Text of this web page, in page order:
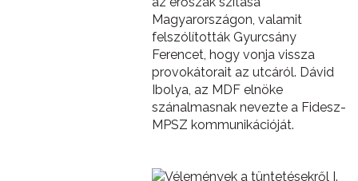
Magyarországon, valamit
felszólították Gyurcsány
Ferencet, hogy vonja vissza
provokátorait az utcáról. Dávid
Ibolya, az MDF elnöke
szánalmasnak nevezte a Fidesz-
MPSZ kommunikációját.